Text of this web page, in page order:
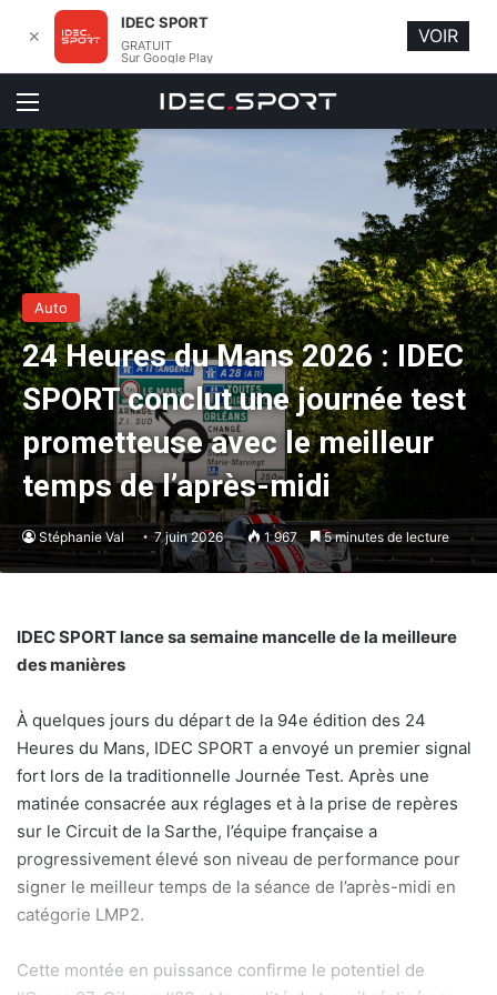
Menu
Auto
24 Heures du Mans 2026 : IDEC
SPORT conclut une journée test
prometteuse avec le meilleur
temps de l’après-midi
Stéphanie Val 7 juin 2026 1 967 5 minutes de lecture
IDEC SPORT lance sa semaine mancelle de la meilleure
des manières
À quelques jours du départ de la 94e édition des 24
Heures du Mans, IDEC SPORT a envoyé un premier signal
fort lors de la traditionnelle Journée Test. Après une
matinée consacrée aux réglages et à la prise de repères
sur le Circuit de la Sarthe, l’équipe française a
progressivement élevé son niveau de performance pour
signer le meilleur temps de la séance de l’après-midi en
catégorie LMP2.
Cette montée en puissance confirme le potentiel de
✕
IDEC SPORT
GRATUIT
Sur Google Play
VOIR